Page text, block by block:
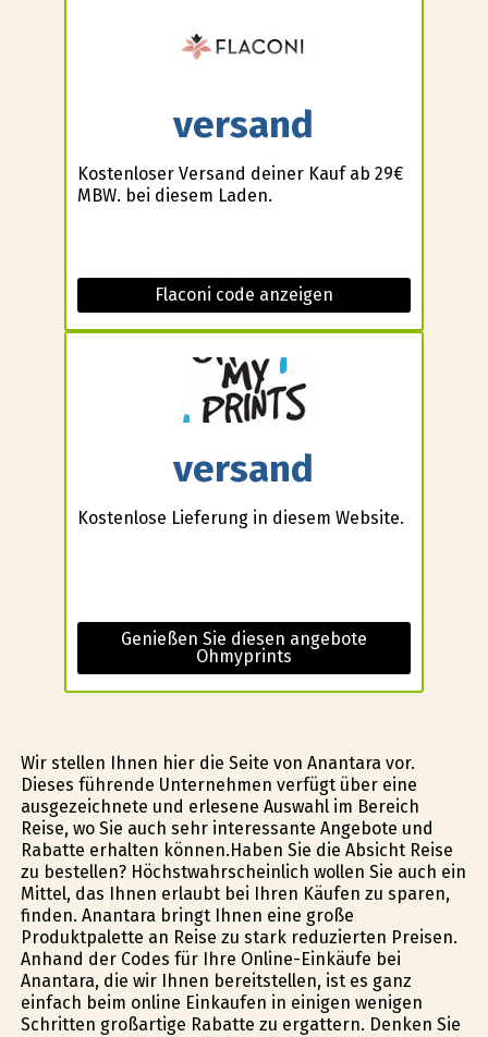
versand
Kostenloser Versand deiner Kauf ab 29€
MBW. bei diesem Laden.
Flaconi code anzeigen
versand
Kostenlose Lieferung in diesem Website.
Genießen Sie diesen angebote
Ohmyprints
Wir stellen Ihnen hier die Seite von Anantara vor.
Dieses führende Unternehmen verfügt über eine
ausgezeichnete und erlesene Auswahl im Bereich
Reise, wo Sie auch sehr interessante Angebote und
Rabatte erhalten können.Haben Sie die Absicht Reise
zu bestellen? Höchstwahrscheinlich wollen Sie auch ein
Mittel, das Ihnen erlaubt bei Ihren Käufen zu sparen,
finden. Anantara bringt Ihnen eine große
Produktpalette an Reise zu stark reduzierten Preisen.
Anhand der Codes für Ihre Online-Einkäufe bei
Anantara, die wir Ihnen bereitstellen, ist es ganz
einfach beim online Einkaufen in einigen wenigen
Schritten großartige Rabatte zu ergattern. Denken Sie